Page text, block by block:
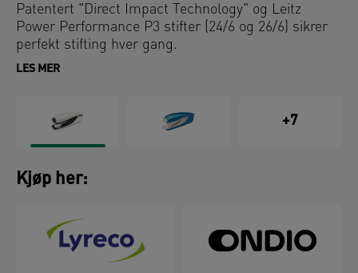
Patentert "Direct Impact Technology" og Leitz
Power Performance P3 stifter (24/6 og 26/6) sikrer
perfekt stifting hver gang.
LES MER
+7
Kjøp her: